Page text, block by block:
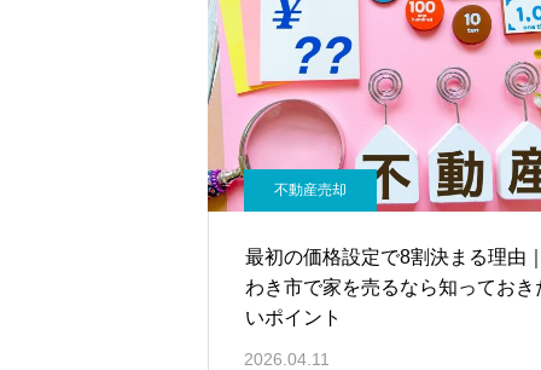
不動産売却
最初の価格設定で8割決まる理由
わき市で家を売るなら知っておき
いポイント
2026.04.11